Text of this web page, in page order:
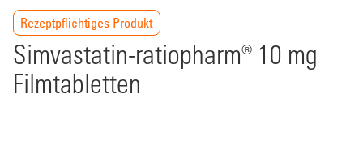
Rezeptpflichtiges Produkt
Simvastatin-ratiopharm® 10 mg
Filmtabletten